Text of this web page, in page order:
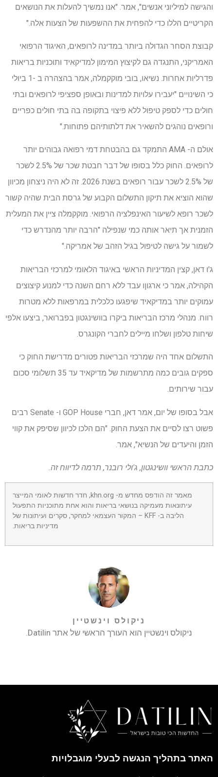
והגישה למיליוני אנשים", אמר. "אנו נמשיך להעלות את הנושאים
הקריטיים הללו כדי להפחית את ההשפעות של הצעות אלה."
קבוצת הסחר הגדולה ביותר במדינה לרופאים, האיגוד הרפואי
האמריקני, התנגדה גם לקיצוץ המימון למדיקאיד ותוכניות בריאות
פדרליות אחרות. נשיאו, בובי מוקקמלה, אמר בהצהרה ב -1 ביולי
כי השינויים "יעבירו עלויות למדינות ובאופן ספציפי לרופאים ובתי
חולים כדי לספק טיפול ללא פיצוי בתקופה בה בתי חולים כפריים
ורופאים נוהגים להשאיר את דלתותיהם פתוחות."
אולם ה- AMA התמקד גם בהבטחת דמי רפואה גבוהים יותר
לרופאים. החוק כלל בסופו של דבר חבטת שכר של 2.5% לשכר
של 2.5% לשכר עבור רופאים בשנת 2026. זה לא היה ניצחון מכיוון
שהוא הוציא את תיקון התשלום הקבוע של גרסת הבית שהיה קשור
לשכר רופא לשיעור האינפלציה הרפואי. מוקקמלה ציין את המעלית
הזמנית אך תיאר אותה כמי שנפילה "הרבה יותר מהנדרש כדי
לשמור על גישה לטיפול בגיל הזהב של אמריקה."
ג'ו דאן, קצין המדיניות הראשי באיגוד הלאומי למרכזי הבריאות
הקהילה, אמר כי ארגוןו עבד ללא רחם השנה כדי למנוע קיצוצים
עמוקים יותר במדיקאיד שיפגעו כלכלית במרפאות ללא מטרות
רווח. מנהלי מרכז הבריאות ביקרו בוושינגטון בפברואר, ביצעו אלפי
שיחות טלפון ושלחו מיילים לחברי הקונגרס.
התשלום אחד היה שמרכזי הבריאות פטורים מדרישת החוק כי
ספקים גובים כמה מתרשמות של מדיקאיד עד 35 תשלומי סכום
עבור שירותים.
אבל בסופו של יום, אמר דאן, חברי GOP House ו- Senate רבים
פשוט רצו לסיים את הצעת החוק. "הם הלכו לכיוון שסיפק את קווי
הזמן והיעדים של הנשיא", אמר.
כתבת הראשי וושינגטון, ג'ולי רובנר, תרמה לדיווח זה.
מאמר זה הודפס מחדש מ- khn.org, חדר חדשות לאומי המייצר
עיתונאות מעמיקה בנושאי בריאות והוא אחת מתוכניות התפעול
הליבה ב- KFF – המקור העצמאי למחקר, סקרים ועיתונות של
מדיניות בריאות.
ניקולס וינשטיין
ניקולס וינשטיין הוא העורך הראשי של אתר Datilin.
האתר בתהליך הנגשה לבעלי מוגבלויות